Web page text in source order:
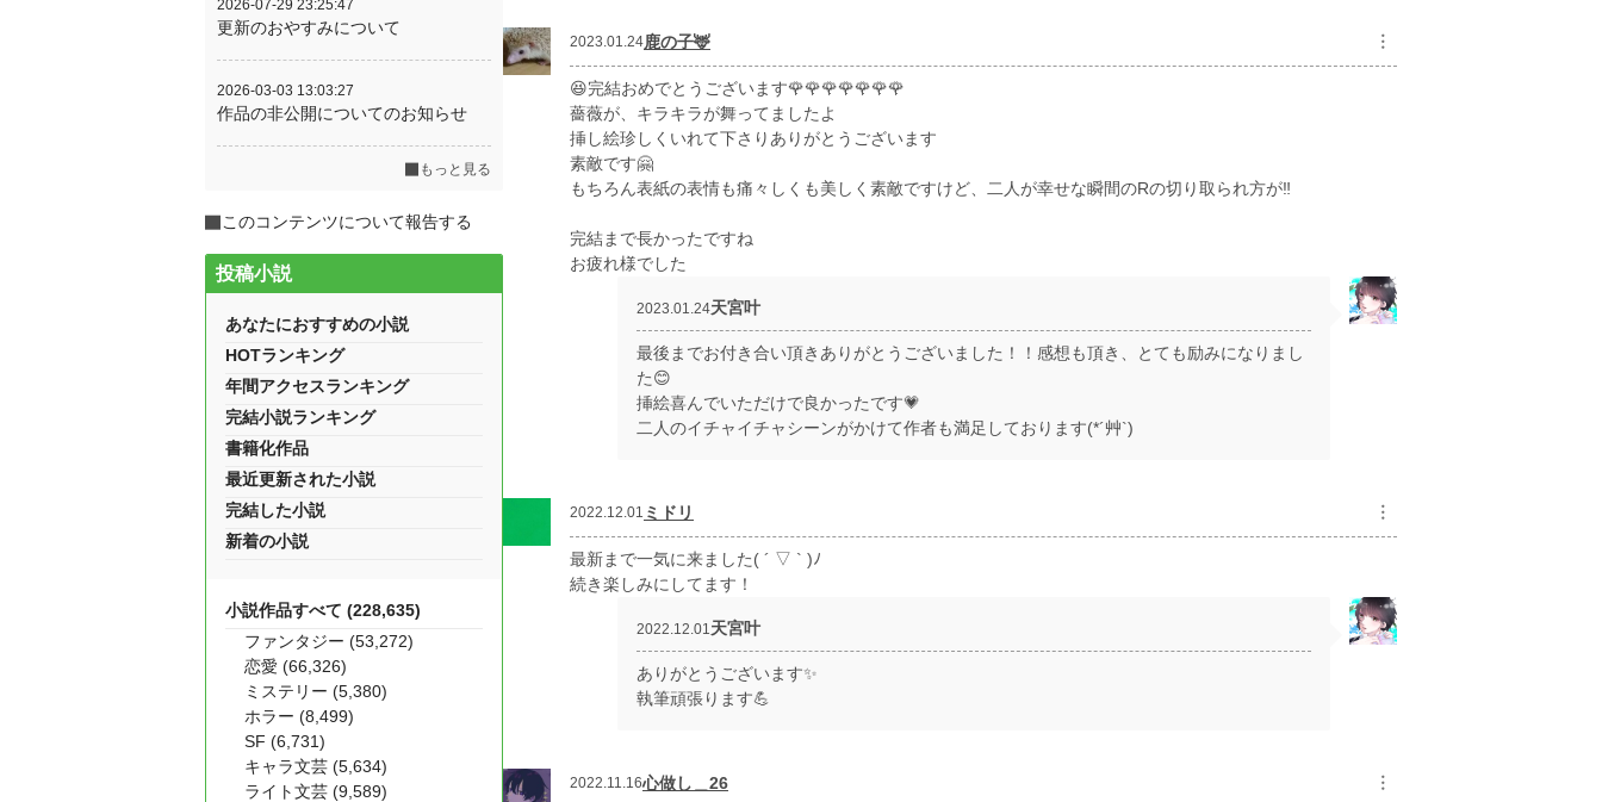
2023.01.24鹿の子🦌 ︙
😆完結おめでとうございます🌹🌹🌹🌹🌹🌹🌹
薔薇が、キラキラが舞ってましたよ
挿し絵珍しくいれて下さりありがとうございます
素敵です🤗
もちろん表紙の表情も痛々しくも美しく素敵ですけど、二人が幸せな瞬間のRの切り取られ方が‼️
完結まで長かったですね
お疲れ様でした
2023.01.24天宮叶
最後までお付き合い頂きありがとうございました！！感想も頂き、とても励みになりまし
た😊
挿絵喜んでいただけで良かったです💗
二人のイチャイチャシーンがかけて作者も満足しております(*´艸`)
2022.12.01 ミドリ ︙
最新まで一気に来ました( ´ ▽ ` )ﾉ
続き楽しみにしてます！
2022.12.01 天宮叶
ありがとうございます✨
執筆頑張ります💪
2022.11.16心做し＿26 ︙
2026-07-29 23:25:47
更新のおやすみについて
2026-03-03 13:03:27
作品の非公開についてのお知らせ
もっと見る
このコンテンツについて報告する
投稿小説
あなたにおすすめの小説
HOTランキング
年間アクセスランキング
完結小説ランキング
書籍化作品
最近更新された小説
完結した小説
新着の小説
小説作品すべて (228,635)
ファンタジー (53,272)
恋愛 (66,326)
ミステリー (5,380)
ホラー (8,499)
SF (6,731)
キャラ文芸 (5,634)
ライト文芸 (9,589)